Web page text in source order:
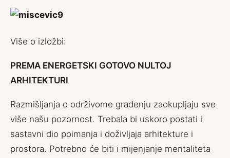
Više o izložbi:
PREMA ENERGETSKI GOTOVO NULTOJ
ARHITEKTURI
Razmišljanja o održivome građenju zaokupljaju sve
više našu pozornost. Trebala bi uskoro postati i
sastavni dio poimanja i doživljaja arhitekture i
prostora. Potrebno će biti i mijenjanje mentaliteta